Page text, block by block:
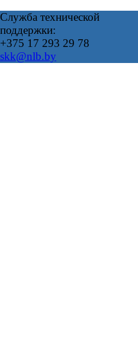
Служба технической
поддержки:
+375 17 293 29 78
skk@nlb.by